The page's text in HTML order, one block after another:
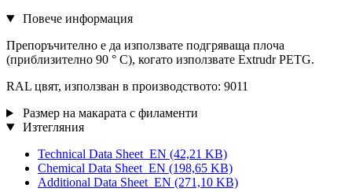
Повече информация
Препоръчително е да използвате подгряваща плоча
(приблизително 90 ° C), когато използвате Extrudr PETG.
RAL цвят, използван в производството: 9011
Размер на макарата с филаменти
Изтегляния
Technical Data Sheet_EN (42,21 KB)
Chemical Data Sheet_EN (198,65 KB)
Additional Data Sheet_EN (271,10 KB)